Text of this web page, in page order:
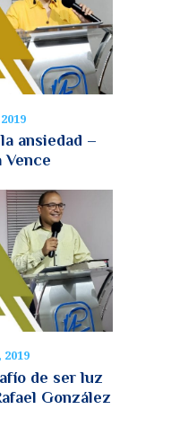
ansiedad –
Vence
2019
de ser luz
González